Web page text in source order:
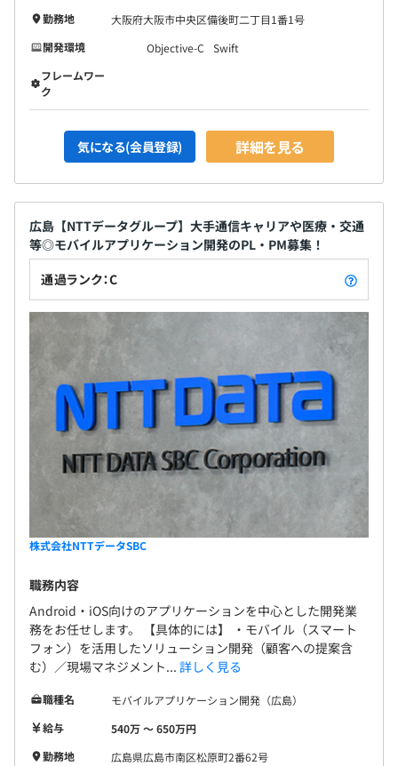
勤務地
大阪府大阪市中央区備後町二丁目1番1号
開発環境
Objective-C
Swift
フレームワー
ク
気になる(会員登録) 詳細を見る
広島【NTTデータグループ】大手通信キャリアや医療・交通
等◎モバイルアプリケーション開発のPL・PM募集！
通過ランク：C
株式会社NTTデータSBC
職務内容
Android・iOS向けのアプリケーションを中心とした開発業
務をお任せします。 【具体的には】 ・モバイル（スマート
フォン）を活用したソリューション開発（顧客への提案含
む）／現場マネジメント... 詳しく見る
職種名
モバイルアプリケーション開発（広島）
給与
540万 〜 650万円
勤務地
広島県広島市南区松原町2番62号